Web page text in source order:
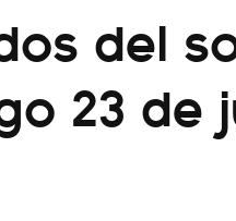
del
23 de